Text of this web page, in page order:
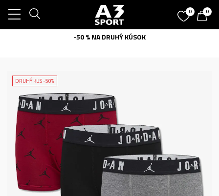
0 0
-50 % NA DRUHÝ KÚSOK
DRUHÝ KUS -50%